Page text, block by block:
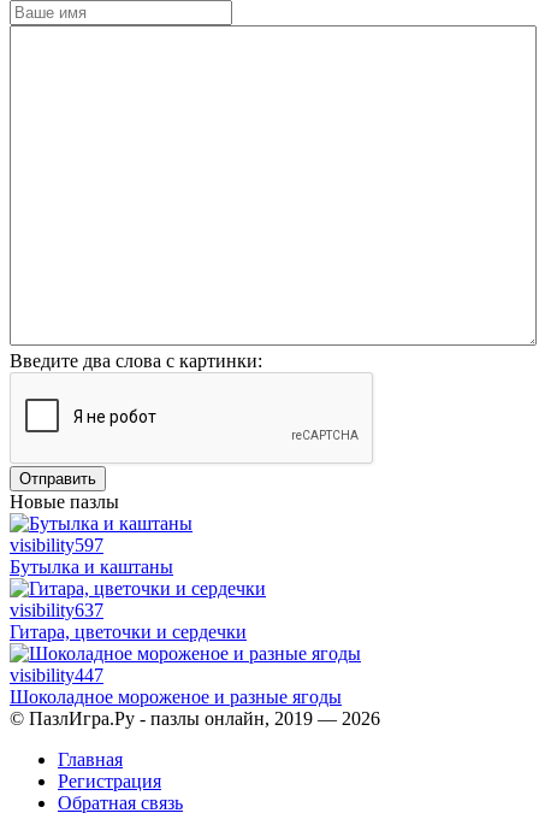
Введите два слова с картинки:
Отправить
Новые пазлы
visibility597
Бутылка и каштаны
visibility637
Гитара, цветочки и сердечки
visibility447
Шоколадное мороженое и разные ягоды
© ПазлИгра.Ру - пазлы онлайн, 2019 — 2026
Главная
Регистрация
Обратная связь